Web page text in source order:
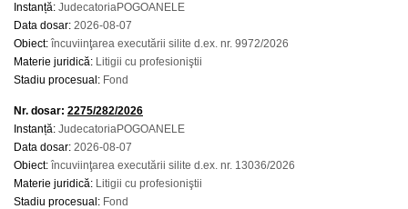
Instanță: JudecatoriaPOGOANELE
Data dosar: 2026-08-07
Obiect: încuviinţarea executării silite d.ex. nr. 9972/2026
Materie juridică: Litigii cu profesioniştii
Stadiu procesual: Fond
Nr. dosar: 2275/282/2026
Instanță: JudecatoriaPOGOANELE
Data dosar: 2026-08-07
Obiect: încuviinţarea executării silite d.ex. nr. 13036/2026
Materie juridică: Litigii cu profesioniştii
Stadiu procesual: Fond